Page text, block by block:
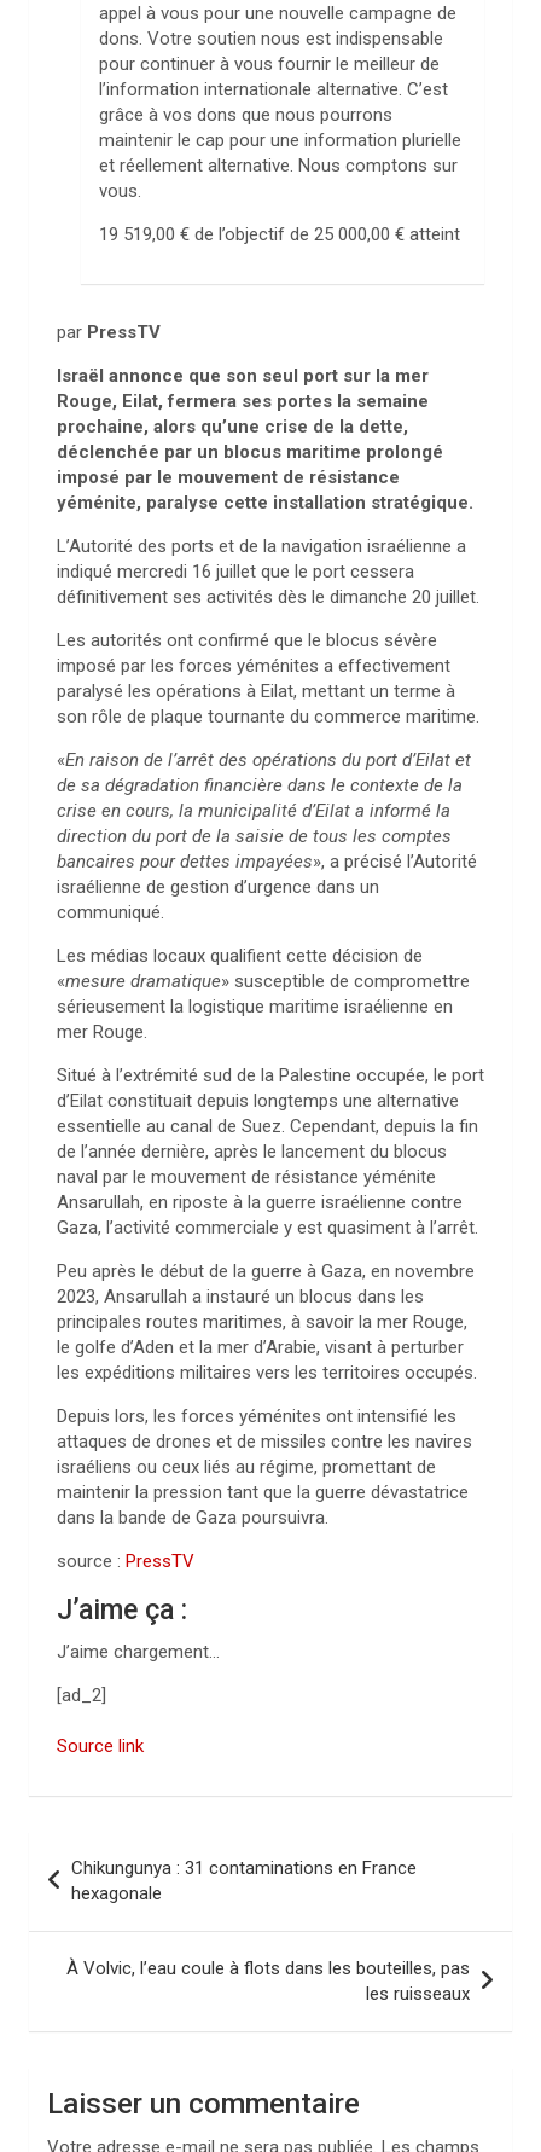
appel à vous pour une nouvelle campagne de
dons. Votre soutien nous est indispensable
pour continuer à vous fournir le meilleur de
l’information internationale alternative. C’est
grâce à vos dons que nous pourrons
maintenir le cap pour une information plurielle
et réellement alternative. Nous comptons sur
vous.
19 519,00 € de l’objectif de 25 000,00 € atteint
par PressTV
Israël annonce que son seul port sur la mer
Rouge, Eilat, fermera ses portes la semaine
prochaine, alors qu’une crise de la dette,
déclenchée par un blocus maritime prolongé
imposé par le mouvement de résistance
yéménite, paralyse cette installation stratégique.
L’Autorité des ports et de la navigation israélienne a
indiqué mercredi 16 juillet que le port cessera
définitivement ses activités dès le dimanche 20 juillet.
Les autorités ont confirmé que le blocus sévère
imposé par les forces yéménites a effectivement
paralysé les opérations à Eilat, mettant un terme à
son rôle de plaque tournante du commerce maritime.
«En raison de l’arrêt des opérations du port d’Eilat et
de sa dégradation financière dans le contexte de la
crise en cours, la municipalité d’Eilat a informé la
direction du port de la saisie de tous les comptes
bancaires pour dettes impayées», a précisé l’Autorité
israélienne de gestion d’urgence dans un
communiqué.
Les médias locaux qualifient cette décision de
«mesure dramatique» susceptible de compromettre
sérieusement la logistique maritime israélienne en
mer Rouge.
Situé à l’extrémité sud de la Palestine occupée, le port
d’Eilat constituait depuis longtemps une alternative
essentielle au canal de Suez. Cependant, depuis la fin
de l’année dernière, après le lancement du blocus
naval par le mouvement de résistance yéménite
Ansarullah, en riposte à la guerre israélienne contre
Gaza, l’activité commerciale y est quasiment à l’arrêt.
Peu après le début de la guerre à Gaza, en novembre
2023, Ansarullah a instauré un blocus dans les
principales routes maritimes, à savoir la mer Rouge,
le golfe d’Aden et la mer d’Arabie, visant à perturber
les expéditions militaires vers les territoires occupés.
Depuis lors, les forces yéménites ont intensifié les
attaques de drones et de missiles contre les navires
israéliens ou ceux liés au régime, promettant de
maintenir la pression tant que la guerre dévastatrice
dans la bande de Gaza poursuivra.
source : PressTV
J’aime ça :
J’aime chargement…
[ad_2]
Source link
v
a
Chikungunya : 31 contaminations en France
hexagonale
À Volvic, l’eau coule à flots dans les bouteilles, pas
les ruisseaux
Laisser un commentaire
Votre adresse e-mail ne sera pas publiée. Les champs